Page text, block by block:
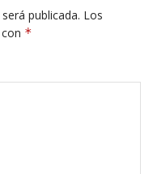
publicada. Los
*